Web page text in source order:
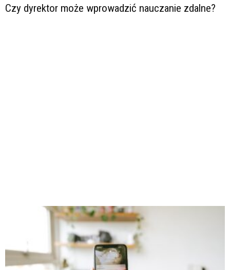
Czy dyrektor może wprowadzić nauczanie zdalne?